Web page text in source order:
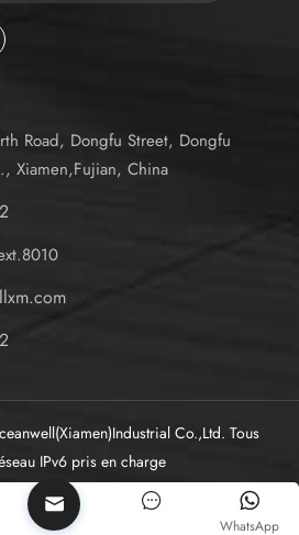
Road, Dongfu Street, Dongfu
Xiamen,Fujian, China
Co.,Ltd. Tous
IPv6 pris en charge
WhatsApp